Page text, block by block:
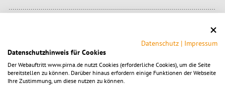
Wichtige Hinweise zur Privatanzeige bei
Halt- und Parkverstößen
Datenschutz | Impressum
Datenschutzhinweis für Cookies
Der Webauftritt www.pirna.de nutzt Cookies (erforderliche Cookies), um die Seite
bereitstellen zu können. Darüber hinaus erfordern einige Funktionen der Webseite
Ihre Zustimmung, um diese nutzen zu können.